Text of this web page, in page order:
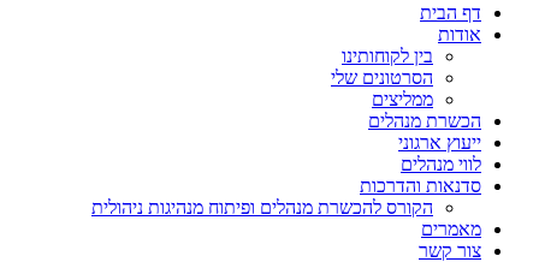
דף הבית
אודות
בין לקוחותינו
הסרטונים שלי
ממליצים
הכשרת מנהלים
ייעוץ ארגוני
לווי מנהלים
סדנאות והדרכות
הקורס להכשרת מנהלים ופיתוח מנהיגות ניהולית
מאמרים
צור קשר